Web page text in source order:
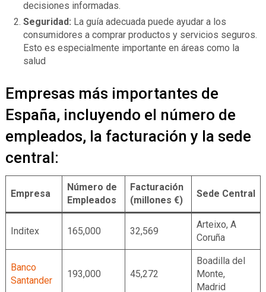
decisiones informadas.
Seguridad: La guía adecuada puede ayudar a los
consumidores a comprar productos y servicios seguros.
Esto es especialmente importante en áreas como la
salud
Empresas más importantes de
España, incluyendo el número de
empleados, la facturación y la sede
central:
Empresa
Número de
Empleados
Facturación
(millones €)
Sede Central
Inditex 165,000 32,569
Arteixo, A
Coruña
Banco
Santander
193,000 45,272
Boadilla del
Monte,
Madrid